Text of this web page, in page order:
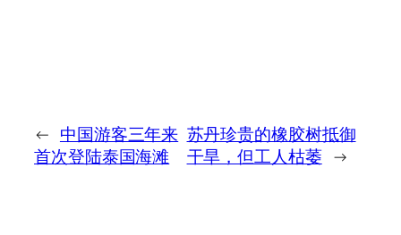
← 中国游客三年来
首次登陆泰国海滩
苏丹珍贵的橡胶树抵御
干旱，但工人枯萎 →